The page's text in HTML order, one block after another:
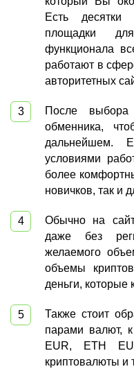
Есть десятки
площадки
функционала
работают в
авторитетных
После выбора
обменника,
дальнейшем.
условиями
более
новичков, так и
Обычно на
даже без
желаемого
объемы
деньги, которые
Также стоит
парами валют,
EUR, ETH
криптовалюты и